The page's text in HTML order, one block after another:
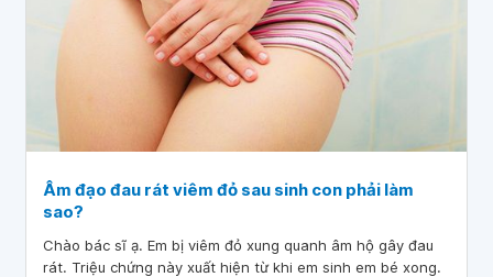
Âm đạo đau rát viêm đỏ sau sinh con phải làm
sao?
Chào bác sĩ ạ. Em bị viêm đỏ xung quanh âm hộ gây đau
rát. Triệu chứng này xuất hiện từ khi em sinh em bé xong.